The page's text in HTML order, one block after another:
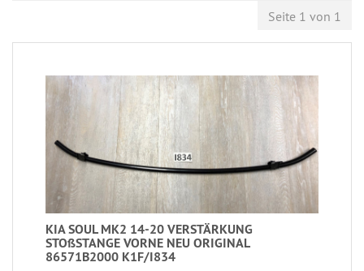
Seite 1 von 1
KIA SOUL MK2 14-20 VERSTÄRKUNG
STOßSTANGE VORNE NEU ORIGINAL
86571B2000 K1F/I834